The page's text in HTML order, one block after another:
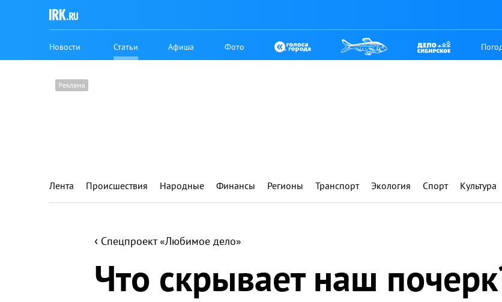
Новости Статьи Афиша Фото
Лента Происшествия Народные Финансы Регионы Транспорт Экология Спорт Культура
‹ Спецпроект «Любимое дело»
Что скрывает наш